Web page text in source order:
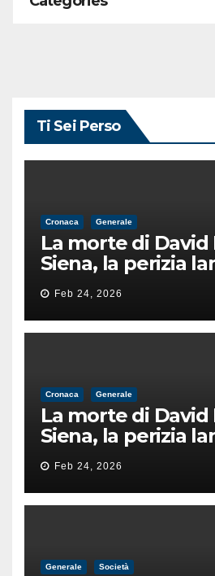
Ti Sei Perso
Cronaca Generale
La morte di David
Siena, la perizia
di
male
Feb 24, 2026
Cronaca Generale
La morte di David
Siena, la perizia
di
male
Feb 24, 2026
Generale Società